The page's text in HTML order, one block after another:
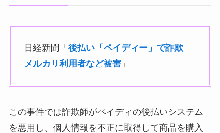
日経新聞「 後払い「ペイディー」で詐欺
メルカリ利用者など被害」
この事件では詐欺師がペイディの後払いシステム
を悪用し、個人情報を不正に取得して商品を購入